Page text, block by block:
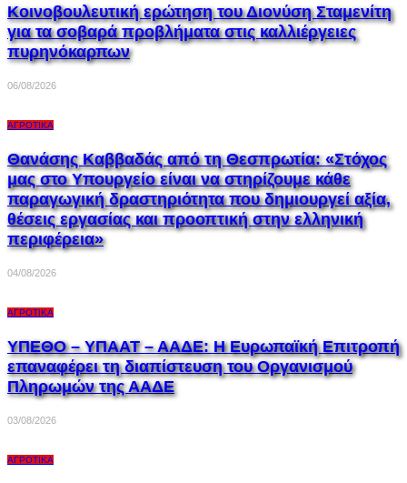
Κοινοβουλευτική ερώτηση του Διονύση Σταμενίτη
για τα σοβαρά προβλήματα στις καλλιέργειες
πυρηνόκαρπων
06/08/2026
ΑΓΡΟΤΙΚΆ
Θανάσης Καββαδάς από τη Θεσπρωτία: «Στόχος
μας στο Υπουργείο είναι να στηρίζουμε κάθε
παραγωγική δραστηριότητα που δημιουργεί αξία,
θέσεις εργασίας και προοπτική στην ελληνική
περιφέρεια»
04/08/2026
ΑΓΡΟΤΙΚΆ
ΥΠΕΘΟ – ΥΠΑΑΤ – ΑΑΔΕ: H Ευρωπαϊκή Επιτροπή
επαναφέρει τη διαπίστευση του Οργανισμού
Πληρωμών της ΑΑΔΕ
03/08/2026
ΑΓΡΟΤΙΚΆ